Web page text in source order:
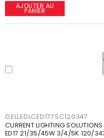
AJOUTER AU
PANIER
GELLEDLCED177SC120347
CURRENT LIGHTING
ED17 21/35/45W 3/4/5K 120/